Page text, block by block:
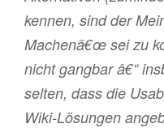
kennen, sind der
Machenâ€œ sei zu
nicht gangbar â€“
selten, dass die
Wiki-Lösungen